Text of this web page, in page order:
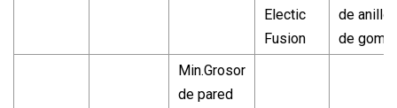
Electic
Fusion
de anillo
de goma
Min.Grosor
de pared